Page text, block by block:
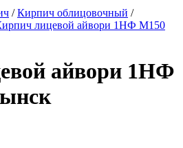
/Кирпич облицовочный /
лицевой айвори 1НФ М150
айвори 1НФ